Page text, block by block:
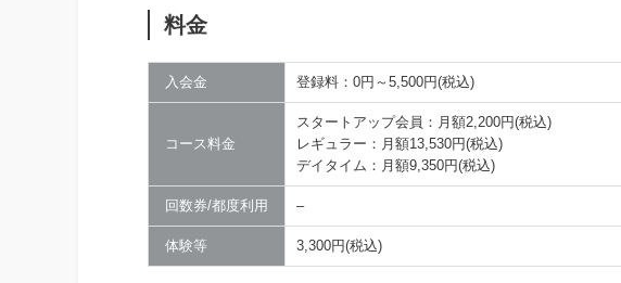
料金
入会金 登録料：0円～5,500円(税込)
コース料金
スタートアップ会員：月額2,200円(税込)
レギュラー：月額13,530円(税込)
デイタイム：月額9,350円(税込)
回数券/都度利用 –
体験等 3,300円(税込)